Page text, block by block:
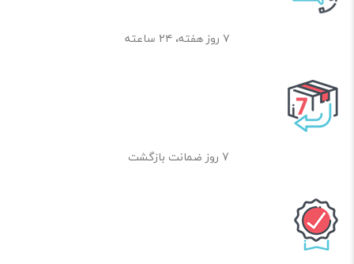
۷ روز هفته، ۲۴ ساعته
7 روز ضمانت بازگشت